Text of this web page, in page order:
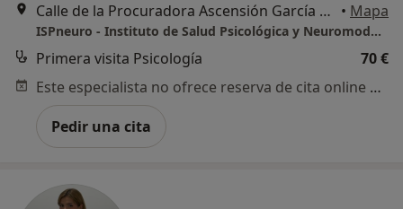
Calle de la Procuradora Ascensión García Ortíz , Edificio Cartuja Center, 2ª Planta, Tomares • Mapa
ISPneuro - Instituto de Salud Psicológica y Neuromodulación Silvia Arévalo
Primera visita Psicología
70 €
Este especialista no ofrece reserva de cita online en esta dirección.
Pedir una cita